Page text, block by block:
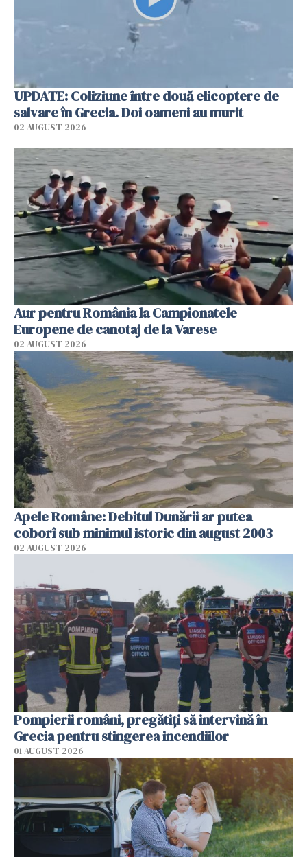
UPDATE: Coliziune între două elicoptere de
salvare în Grecia. Doi oameni au murit
02 AUGUST 2026
Aur pentru România la Campionatele
Europene de canotaj de la Varese
02 AUGUST 2026
Apele Române: Debitul Dunării ar putea
coborî sub minimul istoric din august 2003
02 AUGUST 2026
Pompierii români, pregătiţi să intervină în
Grecia pentru stingerea incendiilor
01 AUGUST 2026